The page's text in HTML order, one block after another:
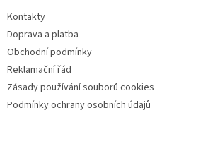
Kontakty
Doprava a platba
Obchodní podmínky
Reklamační řád
Zásady používání souborů cookies
Podmínky ochrany osobních údajů